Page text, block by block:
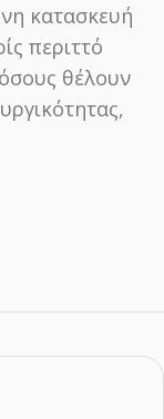
κατασκευή
περιττό
θέλουν